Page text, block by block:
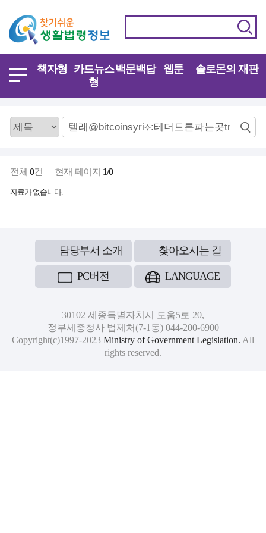
책자형
카드뉴스
형
백문백답 웹툰 솔로몬의 재판
전체 0건 현재 페이지 1/0
자료가 없습니다.
담당부서 소개 찾아오시는 길
PC버전 LANGUAGE
30102 세종특별자치시 도움5로 20,
정부세종청사 법제처(7-1동) 044-200-6900
Copyright(c)1997-2023 Ministry of Government Legislation. All
rights reserved.